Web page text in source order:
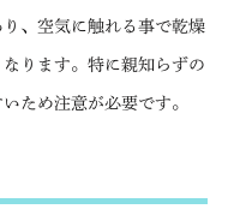
、空気に触れる事で乾燥
ります。特に親知らずの
ため注意が必要です。